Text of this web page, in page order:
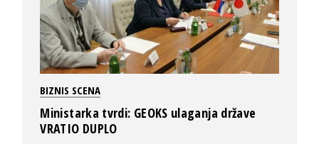
BIZNIS SCENA
Ministarka tvrdi: GEOKS ulaganja države
VRATIO DUPLO